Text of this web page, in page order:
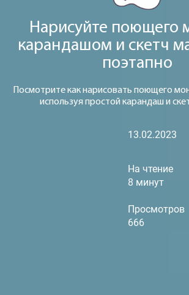
Нарисуйте поющего
карандашом и скетч
поэтапно
Посмотрите как нарисовать поющего
используя простой карандаш и
13.02.2023
На чтение
8 минут
Просмотров
666